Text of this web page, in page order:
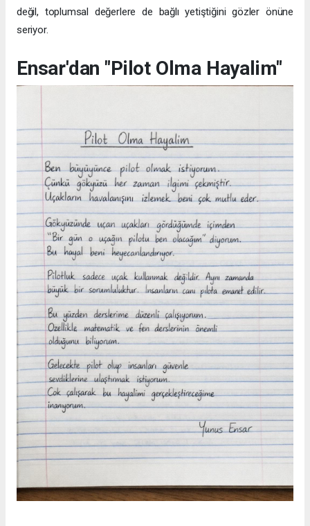
değil, toplumsal değerlere de bağlı yetiştiğini gözler önüne
seriyor.
Ensar'dan "Pilot Olma Hayalim"